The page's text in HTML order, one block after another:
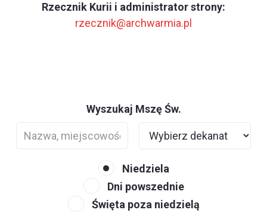
Rzecznik Kurii i administrator strony:
rzecznik@archwarmia.pl
Wyszukaj Mszę Św.
Niedziela
Dni powszednie
Święta poza niedzielą